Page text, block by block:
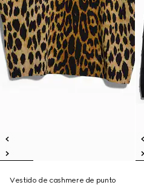
Vestido de cashmere de punto